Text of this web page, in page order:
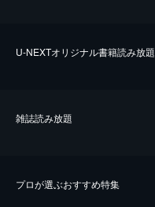
U-NEXTオリジナル書籍読み放題
雑誌読み放題
プロが選ぶおすすめ特集